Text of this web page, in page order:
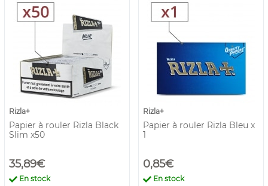
Rizla+
Papier à rouler Rizla Black
Slim x50
35,89€
En stock
Rizla+
Papier à rouler Rizla Bleu x
1
0,85€
En stock